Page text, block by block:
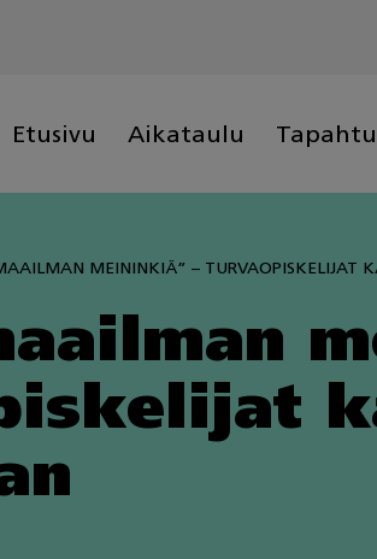
Etusivu Aikataulu
MEININKIÄ” – TURVAOPISKELIJAT